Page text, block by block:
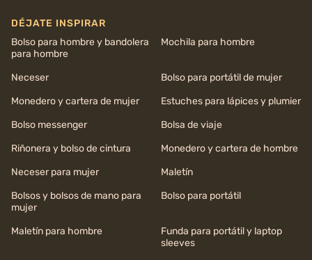
DÉJATE INSPIRAR
Bolso para hombre y bandolera
para hombre
Mochila para hombre
Neceser
Bolso para portátil de mujer
Monedero y cartera de mujer
Estuches para lápices y plumier
Bolso messenger
Bolsa de viaje
Riñonera y bolso de cintura
Monedero y cartera de hombre
Neceser para mujer
Maletín
Bolsos y bolsos de mano para
mujer
Bolso para portátil
Maletín para hombre
Funda para portátil y laptop
sleeves